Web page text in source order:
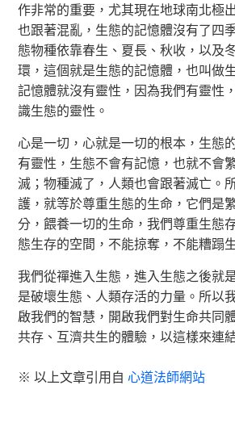
作非常的重要，尤其現在地球南北極
也跟著混亂，生態的記憶體沒有了四
態物種依靠春生、夏長、秋收，以及
環，這個就是生態的記憶體，也叫做
記憶體就沒有靈性，因為我們有靈性
識生態的靈性。
心是一切，心就是一切的根本，生態
有靈性，生態不會有記憶，也就不會
滅；物種滅了，人類也會跟著滅亡。
護，就等於尊重生態的生命，它們是
分，餵養一切的生命，我們尊重生態
態生存的空間，不能掠奪，不能糟蹋
我們從禪進入生態，進入生態之後就
是破壞生態、人類存活的力量。所以
啟我們的智慧，開啟我們對生命共同
共存、互濟共生的體驗，以這樣來連
※ 以上文章引用自心道法師網站